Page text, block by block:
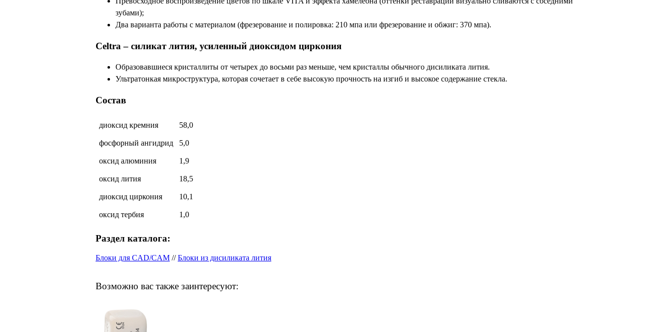
зубами);
Два варианта работы с материалом (фрезерование и полировка: 210 мпа или фрезерование и обжиг: 370 мпа).
Celtra – силикат лития, усиленный диоксидом циркония
Образовавшиеся кристаллиты от четырех до восьми раз меньше, чем кристаллы обычного дисиликата лития.
Ультратонкая микроструктура, которая сочетает в себе высокую прочность на изгиб и высокое содержание стекла.
Состав
диоксид кремния 58,0
фосфорный ангидрид 5,0
оксид алюминия 1,9
оксид лития 18,5
диоксид циркония 10,1
оксид тербия 1,0
Раздел каталога:
Блоки для CAD/CAM //Блоки из дисиликата лития
Возможно вас также заинтересуют: